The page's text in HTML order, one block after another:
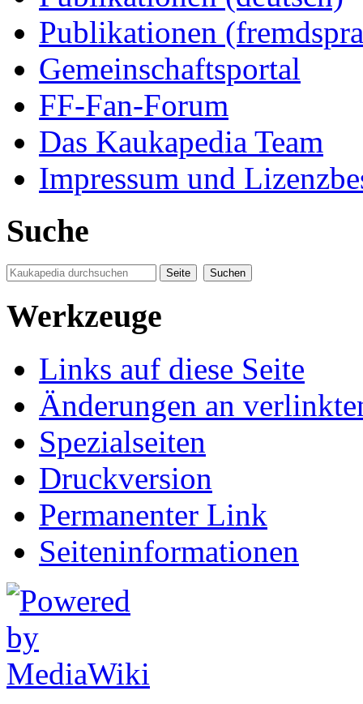
Publikationen
Gemeinschaftsportal
FF-Fan-Forum
Das Kaukapedia Team
Impressum und
Suche
Werkzeuge
Links auf diese Seite
Änderungen an
Spezialseiten
Druckversion
Permanenter Link
Seiten­informationen